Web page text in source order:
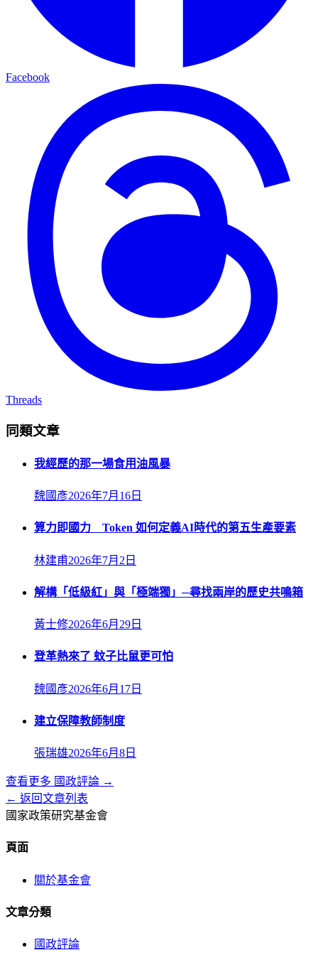
Facebook
Threads
同類文章
我經歷的那一場食用油風暴
魏國彥2026年7月16日
算力即國力 Token 如何定義AI時代的第五生產要素
林建甫2026年7月2日
解構「低級紅」與「極端獨」─尋找兩岸的歷史共鳴箱
黃士修2026年6月29日
登革熱來了 蚊子比鼠更可怕
魏國彥2026年6月17日
建立保障教師制度
張瑞雄2026年6月8日
查看更多 國政評論 →
← 返回文章列表
國家政策研究基金會
頁面
關於基金會
文章分類
國政評論